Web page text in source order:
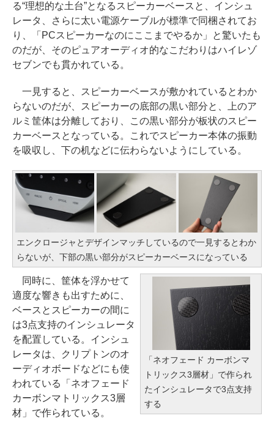
る“理想的な土台”となるスピーカーベースと、インシュ
レータ、さらに太い電源ケーブルが標準で同梱されてお
り、「PCスピーカーなのにここまでやるか」と驚いたも
のだが、そのピュアオーディオ的なこだわりはハイレゾ
セブンでも貫かれている。
一見すると、スピーカーベースが敷かれているとわか
らないのだが、スピーカーの底部の黒い部分と、上のア
ルミ筐体は分離しており、この黒い部分が板状のスピー
カーベースとなっている。これでスピーカー本体の振動
を吸収し、下の机などに伝わらないようにしている。
エンクロージャとデザインマッチしているので一見するとわか
らないが、下部の黒い部分がスピーカーベースになっている
「ネオフェード カーボンマ
トリックス3層材」で作られ
たインシュレータで3点支持
する
同時に、筐体を浮かせて
適度な響きも出すために、
ベースとスピーカーの間に
は3点支持のインシュレータ
を配置している。インシュ
レータは、クリプトンのオ
ーディオボードなどにも使
われている「ネオフェード
カーボンマトリックス3層
材」で作られている。